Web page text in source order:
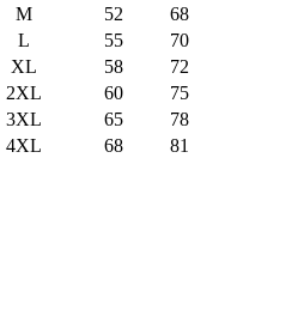
M
52
68
L
55
70
XL
58
72
2XL
60
75
3XL
65
78
4XL
68 81